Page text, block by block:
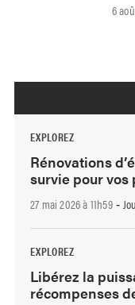
6
EXPLOREZ
Rénovations
survie pour vos
27 mai 2026 à 11h59-
EXPLOREZ
Libérez la
récompenses